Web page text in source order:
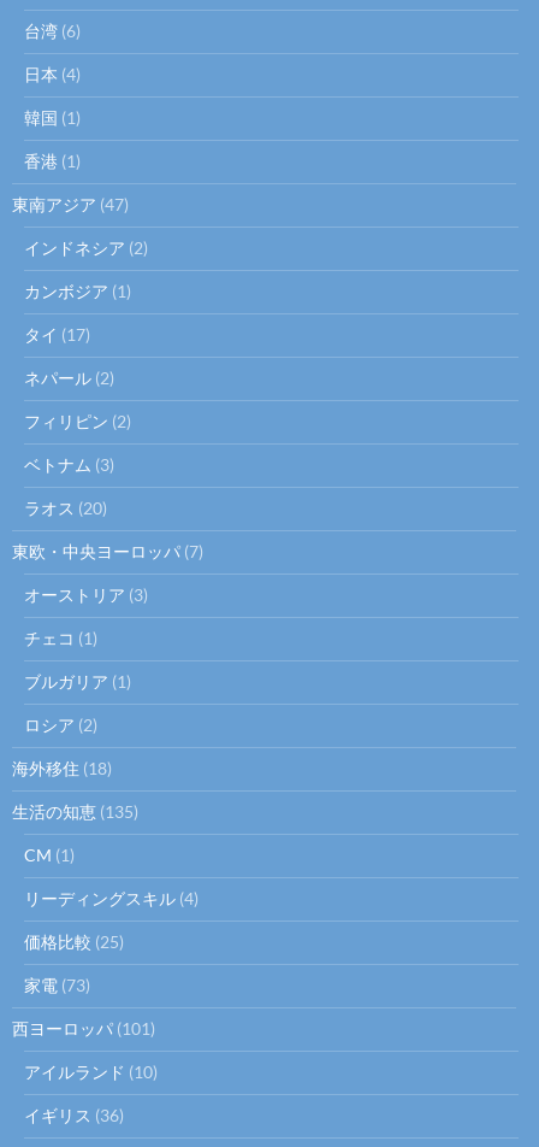
台湾 (6)
日本 (4)
韓国 (1)
香港 (1)
東南アジア (47)
インドネシア (2)
カンボジア (1)
タイ (17)
ネパール (2)
フィリピン (2)
ベトナム (3)
ラオス (20)
東欧・中央ヨーロッパ (7)
オーストリア (3)
チェコ (1)
ブルガリア (1)
ロシア (2)
海外移住 (18)
生活の知恵 (135)
CM (1)
リーディングスキル (4)
価格比較 (25)
家電 (73)
西ヨーロッパ (101)
アイルランド (10)
イギリス (36)